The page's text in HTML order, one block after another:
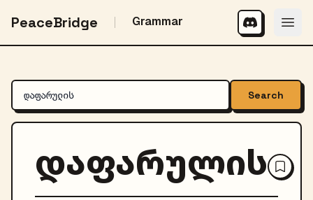
PeaceBridge Grammar
Search
დაფარულის